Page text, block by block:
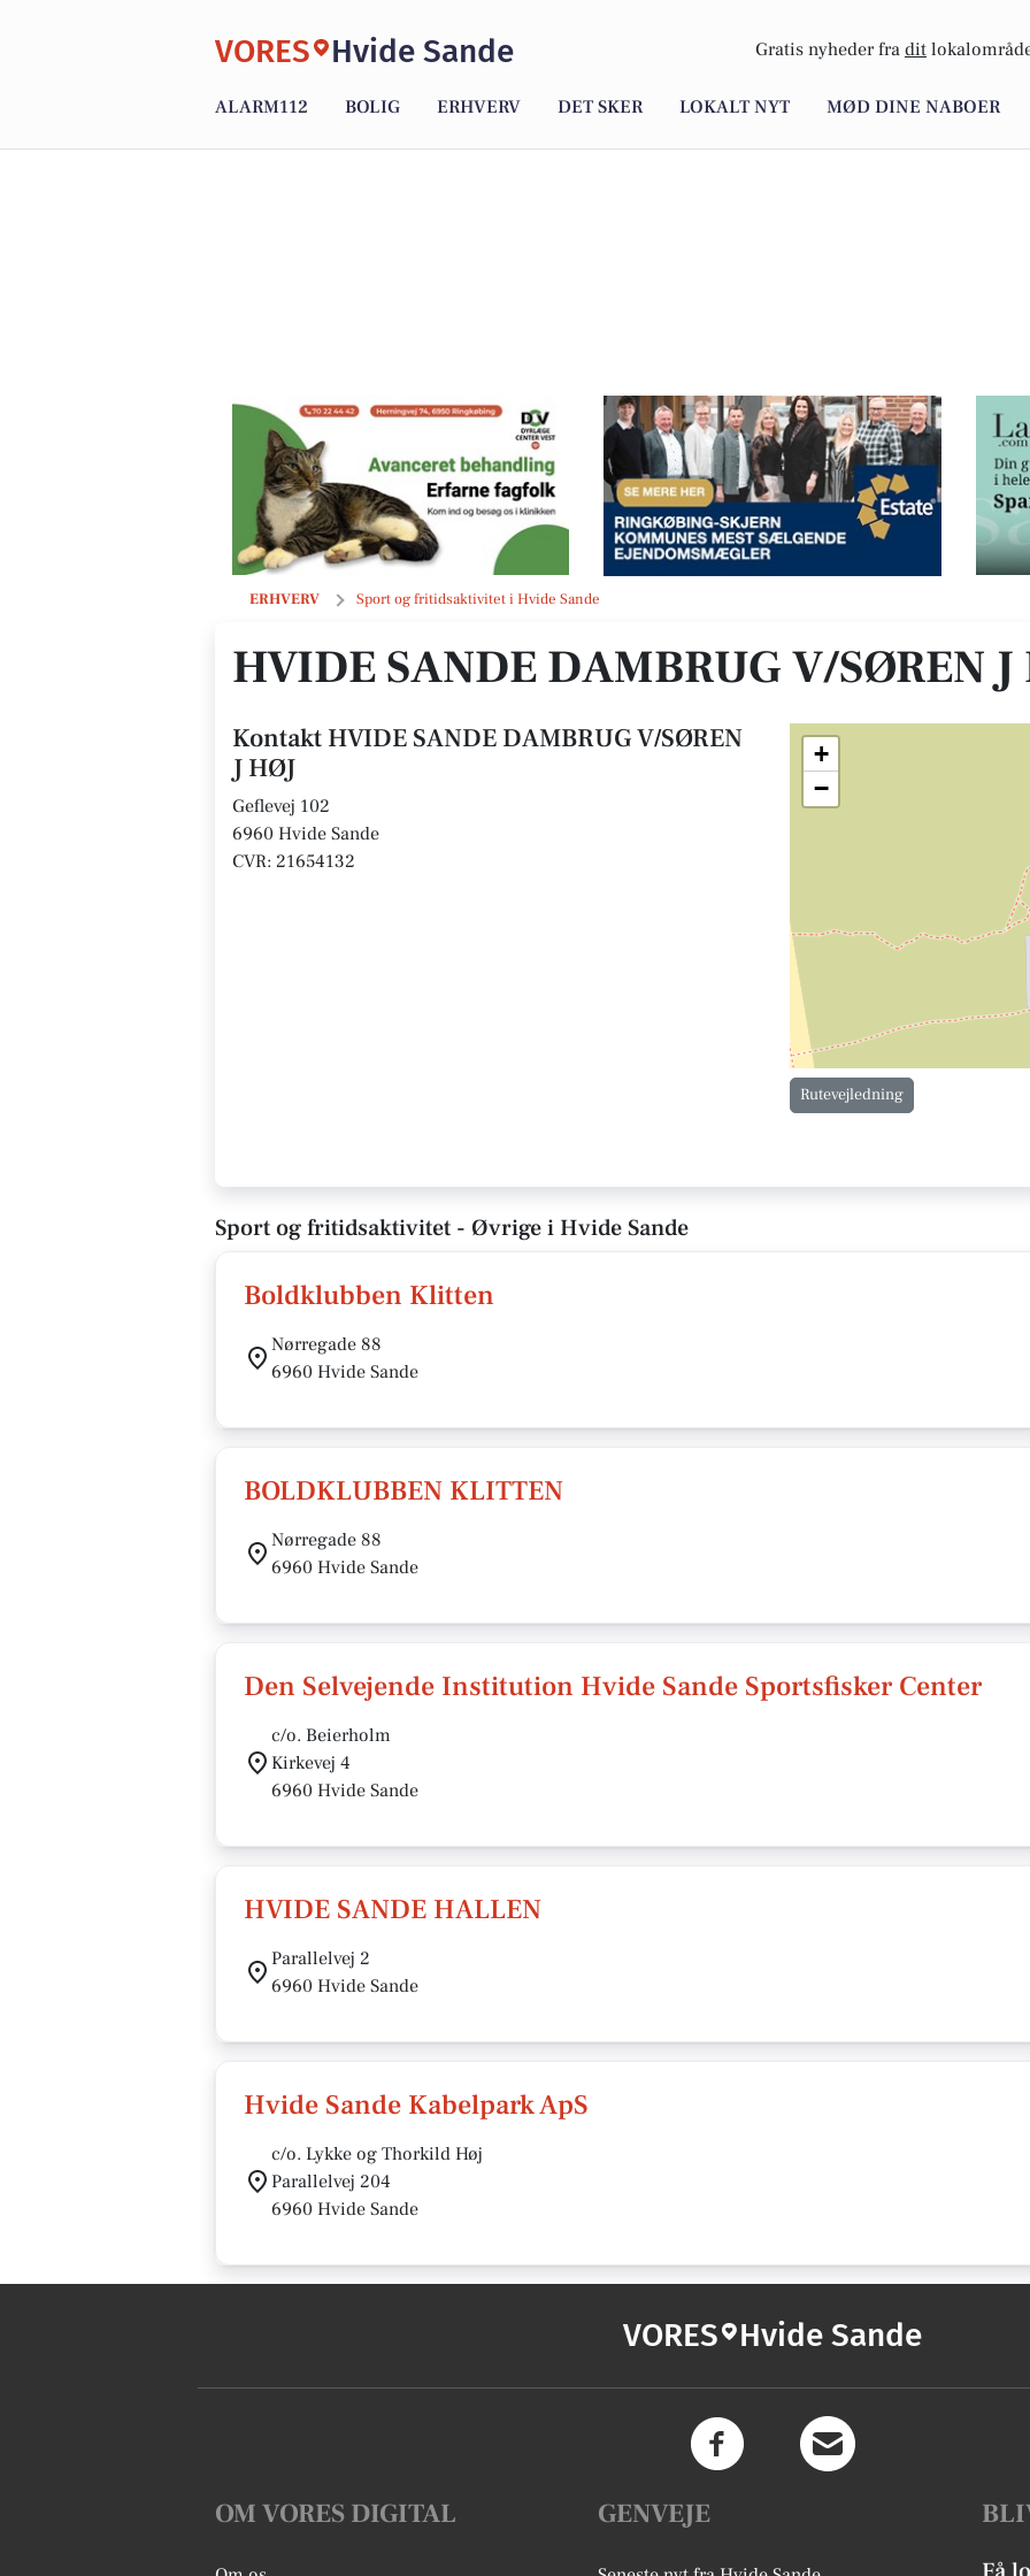
VORES Hvide Sande Gratis nyheder fra dit
ALARM112 BOLIG ERHVERV DET SKER LOKALT NYT MØD DINE NABOER
ERHVERV Sport og fritidsaktivitet i Hvide Sande
HVIDE SANDE DAMBRUG V/SØREN J HØJ
HVIDE SANDE DAMBRUG V/SØREN
Kontakt HVIDE SANDE DAMBRUG V/SØREN
J HØJ
Geflevej 102
6960 Hvide Sande
CVR: 21654132
+
−
Rutevejledning
Sport og fritidsaktivitet - Øvrige i Hvide Sande
Boldklubben Klitten
Nørregade 88
6960 Hvide Sande
BOLDKLUBBEN KLITTEN
Nørregade 88
6960 Hvide Sande
Den Selvejende Institution Hvide Sande Sportsfisker Center
c/o. Beierholm
Kirkevej 4
6960 Hvide Sande
HVIDE SANDE HALLEN
Parallelvej 2
6960 Hvide Sande
Hvide Sande Kabelpark ApS
c/o. Lykke og Thorkild Høj
Parallelvej 204
6960 Hvide Sande
VORES Hvide Sande
OM VORES DIGITAL GENVEJE